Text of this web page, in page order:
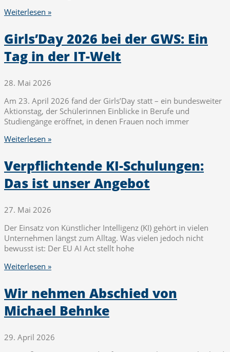
Weiterlesen »
Girls’Day 2026 bei der GWS: Ein
Tag in der IT-Welt
28. Mai 2026
Am 23. April 2026 fand der Girls’Day statt – ein bundesweiter
Aktionstag, der Schülerinnen Einblicke in Berufe und
Studiengänge eröffnet, in denen Frauen noch immer
Weiterlesen »
Verpflichtende KI-Schulungen:
Das ist unser Angebot
27. Mai 2026
Der Einsatz von Künstlicher Intelligenz (KI) gehört in vielen
Unternehmen längst zum Alltag. Was vielen jedoch nicht
bewusst ist: Der EU AI Act stellt hohe
Weiterlesen »
Wir nehmen Abschied von
Michael Behnke
29. April 2026